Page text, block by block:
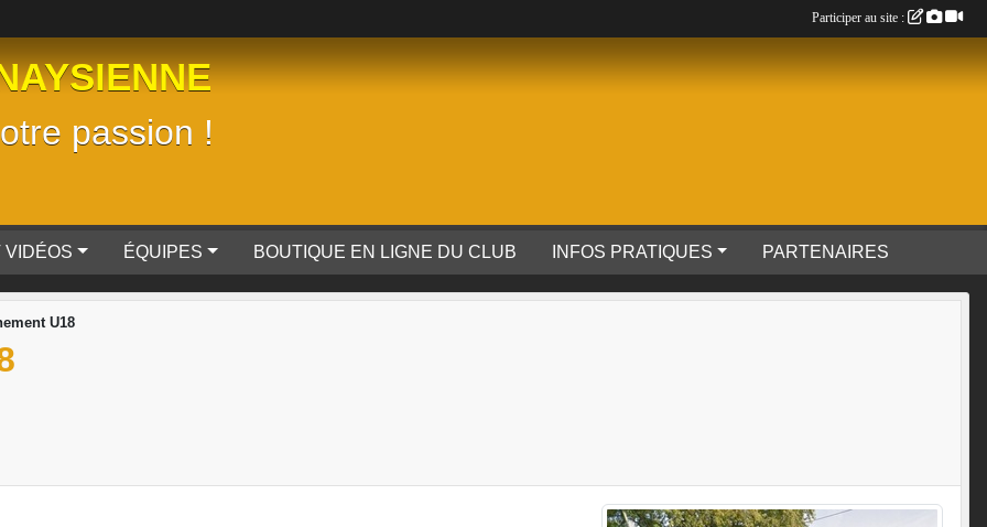
passion !
VIDÉOS ÉQUIPES BOUTIQUE EN LIGNE DU CLUB INFOS PRATIQUES PARTENAIRES
U18
Participer au site :